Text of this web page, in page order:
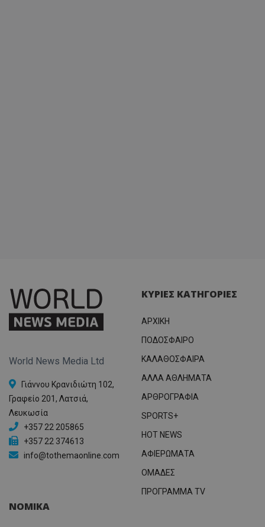
World News Media Ltd
Γιάννου Κρανιδιώτη 102,
Γραφείο 201, Λατσιά,
Λευκωσία
+357 22 205865
+357 22 374613
info@tothemaonline.com
ΚΥΡΙΕΣ ΚΑΤΗΓΟΡΙΕΣ
ΑΡΧΙΚΗ
ΠΟΔΟΣΦΑΙΡΟ
ΚΑΛΑΘΟΣΦΑΙΡΑ
ΑΛΛΑ ΑΘΛΗΜΑΤΑ
ΑΡΘΡΟΓΡΑΦΙΑ
SPORTS+
HOT NEWS
ΑΦΙΕΡΩΜΑΤΑ
ΟΜΑΔΕΣ
ΠΡΟΓΡΑΜΜΑ TV
ΝΟΜΙΚΑ